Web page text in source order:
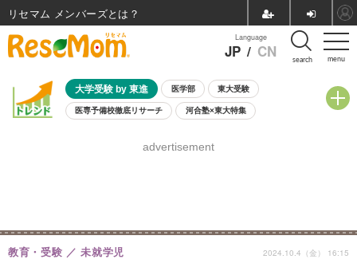
menu
Language
JP / CN search
大学受験 by 東進 医学部 東大受験
医専予備校徹底リサーチ 河合塾×東大特集
8月開催学校説明会・相談会
advertisement
教育・受験 未就学児 2024.10.4（金） 16:15
リセマム メンバーズ